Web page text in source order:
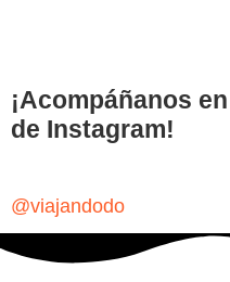
¡Acompáñanos
de Instagram!
@viajandodo